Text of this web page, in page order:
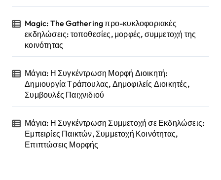
Magic: The Gathering προ-κυκλοφοριακές
εκδηλώσεις: τοποθεσίες, μορφές, συμμετοχή της
κοινότητας
Μάγια: Η Συγκέντρωση Μορφή Διοικητή:
Δημιουργία Τράπουλας, Δημοφιλείς Διοικητές,
Συμβουλές Παιχνιδιού
Μάγια: Η Συγκέντρωση Συμμετοχή σε Εκδηλώσεις:
Εμπειρίες Παικτών, Συμμετοχή Κοινότητας,
Επιπτώσεις Μορφής